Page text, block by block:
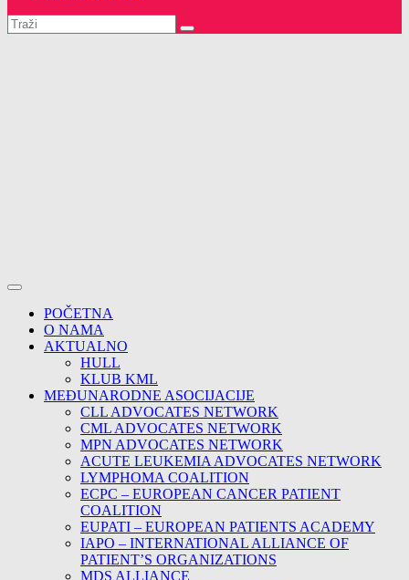
POČETNA
O NAMA
AKTUALNO
HULL
KLUB KML
MEĐUNARODNE ASOCIJACIJE
CLL ADVOCATES NETWORK
CML ADVOCATES NETWORK
MPN ADVOCATES NETWORK
ACUTE LEUKEMIA ADVOCATES NETWORK
LYMPHOMA COALITION
ECPC – EUROPEAN CANCER PATIENT
COALITION
EUPATI – EUROPEAN PATIENTS ACADEMY
IAPO – INTERNATIONAL ALLIANCE OF
PATIENT’S ORGANIZATIONS
MDS ALLIANCE